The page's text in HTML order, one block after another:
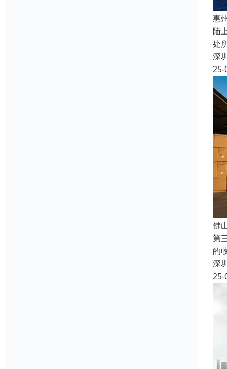
惠
陆
处
深
25-
佛
第
的
深
25-